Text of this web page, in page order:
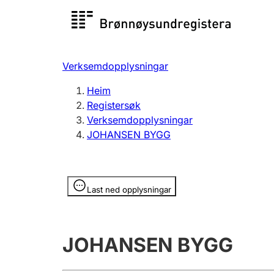
Registersøk
Registrere, endre, slette
Verksemdopplysningar
Heim
Registersøk
Verksemdopplysningar
JOHANSEN BYGG
Last ned opplysningar
Opplysninger er skjult
JOHANSEN BYGG